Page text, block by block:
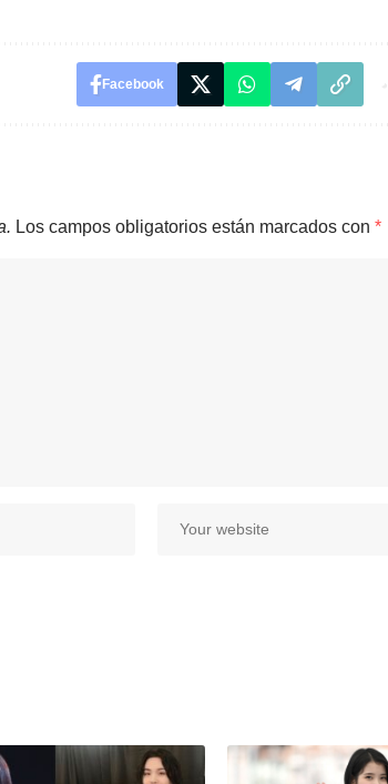
Facebook
Los campos obligatorios están marcados con *